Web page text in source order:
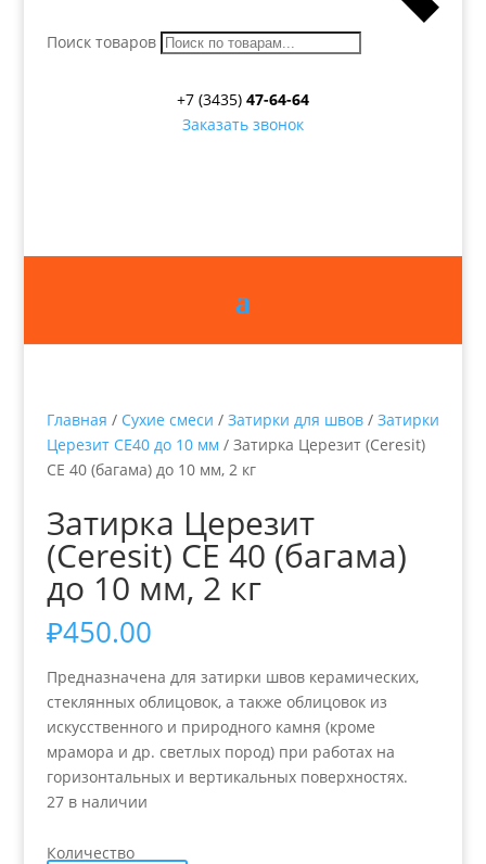
Поиск товаров
+7 (3435) 47-64-64
Заказать звонок
Главная / Сухие смеси / Затирки для швов/ Затирки
Церезит СЕ40 до 10 мм / Затирка Церезит (Ceresit)
CE 40 (багама) до 10 мм, 2 кг
Затирка Церезит
(Ceresit) CE 40 (багама)
до 10 мм, 2 кг
₽450.00
Предназначена для затирки швов керамических,
стеклянных облицовок, а также облицовок из
искусственного и природного камня (кроме
мрамора и др. светлых пород) при работах на
горизонтальных и вертикальных поверхностях.
27 в наличии
Количество